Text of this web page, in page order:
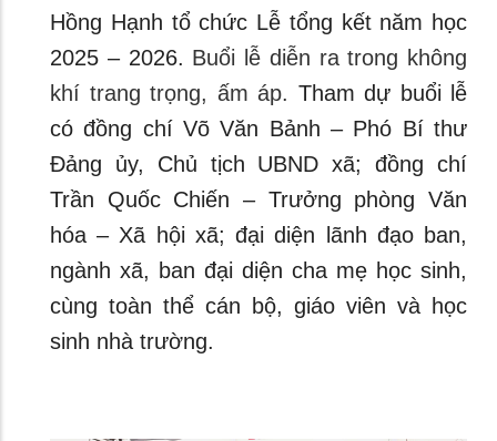
Hồng Hạnh tổ chức Lễ tổng kết năm học
2025 – 2026. Buổi lễ diễn ra trong không
khí trang trọng, ấm áp. Tham dự buổi lễ
có đồng chí Võ Văn Bảnh – Phó Bí thư
Đảng ủy, Chủ tịch UBND xã; đồng chí
Trần Quốc Chiến – Trưởng phòng Văn
hóa – Xã hội xã; đại diện lãnh đạo ban,
ngành xã, ban đại diện cha mẹ học sinh,
cùng toàn thể cán bộ, giáo viên và học
sinh nhà trường.